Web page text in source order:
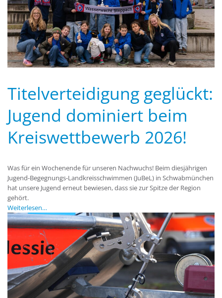
Titelverteidigung geglückt:
Jugend dominiert beim
Kreiswettbewerb 2026!
Was für ein Wochenende für unseren Nachwuchs! Beim diesjährigen
Jugend-Begegnungs-Landkreisschwimmen (JuBeL) in Schwabmünchen
hat unsere Jugend erneut bewiesen, dass sie zur Spitze der Region
gehört.
Weiterlesen…